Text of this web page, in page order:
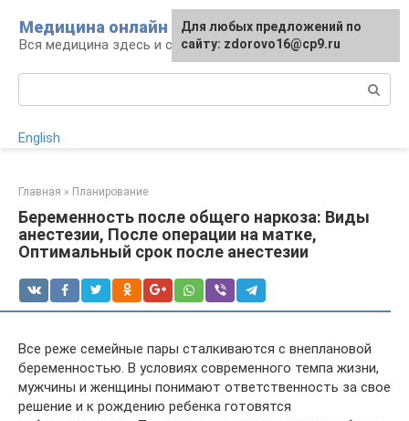
контенту
Медицина онлайн
Вся медицина здесь и сейчас
English
Главная » Планирование
Беременность после общего наркоза: Виды
анестезии, После операции на матке,
Оптимальный срок после анестезии
Все реже семейные пары сталкиваются с внеплановой
беременностью. В условиях современного темпа жизни,
мужчины и женщины понимают ответственность за свое
решение и к рождению ребенка готовятся
Для любых предложений по
сайту: zdorovo16@cp9.ru